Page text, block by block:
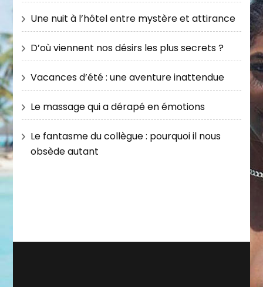
Une nuit à l’hôtel entre mystère et attirance
D’où viennent nos désirs les plus secrets ?
Vacances d’été : une aventure inattendue
Le massage qui a dérapé en émotions
Le fantasme du collègue : pourquoi il nous
obsède autant